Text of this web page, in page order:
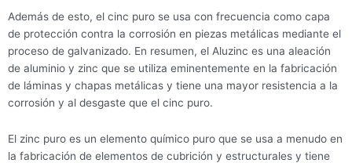
Además de esto, el cinc puro se usa con frecuencia como capa
de protección contra la corrosión en piezas metálicas mediante el
proceso de galvanizado. En resumen, el Aluzinc es una aleación
de aluminio y zinc que se utiliza eminentemente en la fabricación
de láminas y chapas metálicas y tiene una mayor resistencia a la
corrosión y al desgaste que el cinc puro.
El zinc puro es un elemento químico puro que se usa a menudo en
la fabricación de elementos de cubrición y estructurales y tiene